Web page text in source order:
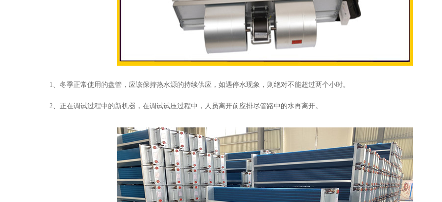
1、冬季正常使用的盘管，应该保持热水源的持续供应，如遇停水现象，则绝对不能超过两个小时。
2、正在调试过程中的新机器，在调试试压过程中，人员离开前应排尽管路中的水再离开。